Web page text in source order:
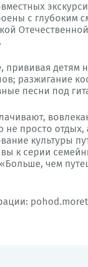
с глубоким
детям
разжигание
песни под
просто
культуры
к серии
чем